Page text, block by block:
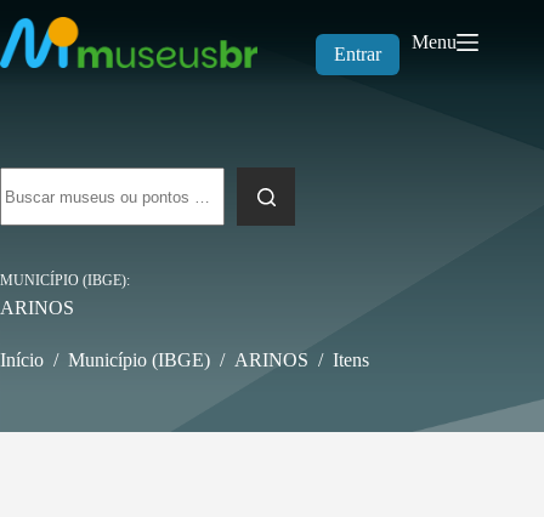
para
o
conteúdo
Entrar
Menu
resultados
MUNICÍPIO (IBGE)
ARINOS
Início / Município (IBGE) / ARINOS / Itens